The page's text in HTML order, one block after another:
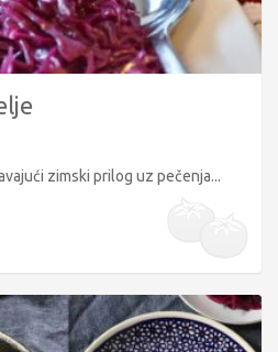
zimski prilog uz pečenja...